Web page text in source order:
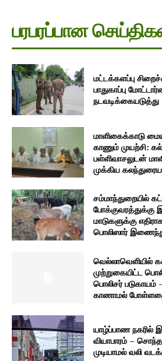
பரபரப்பான
மட்டக்களப்பு
பாதுகாப்பு
நடவடிக்கையடுத்து
மாளிகைக்காடு
காணும் முயற்சி:
பள்ளிவாசலுடன்
முக்கிய
சம்மாந்துறையில்
போக்குவரத்துக்கு
மாடுகளுக்கு
பொலிஸார்
வெல்லாவெளியில்
முற்றுகையிட்ட
பொலிசர்
காணாமல்
யாழ்ப்பாண நகரில்
வியாபாரம் –
முடியாமல் வலி